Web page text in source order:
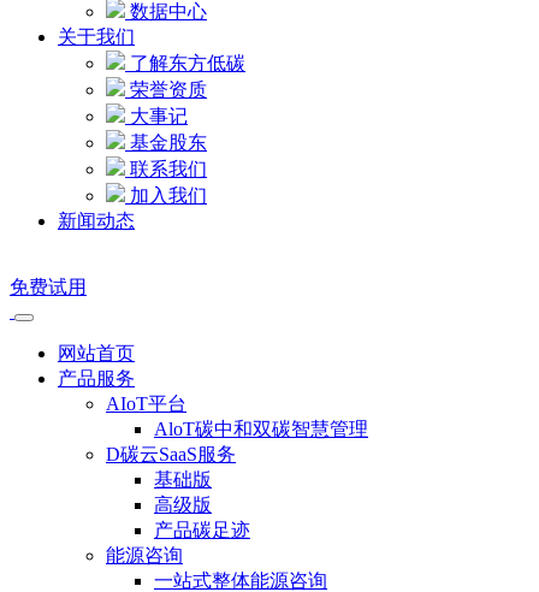
数据中心
关于我们
了解东方低碳
荣誉资质
大事记
基金股东
联系我们
加入我们
新闻动态
免费试用
网站首页
产品服务
AIoT平台
AloT碳中和双碳智慧管理
D碳云SaaS服务
基础版
高级版
产品碳足迹
能源咨询
一站式整体能源咨询